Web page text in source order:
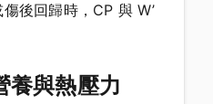
後回歸時，CP 與 W’
養與熱壓力